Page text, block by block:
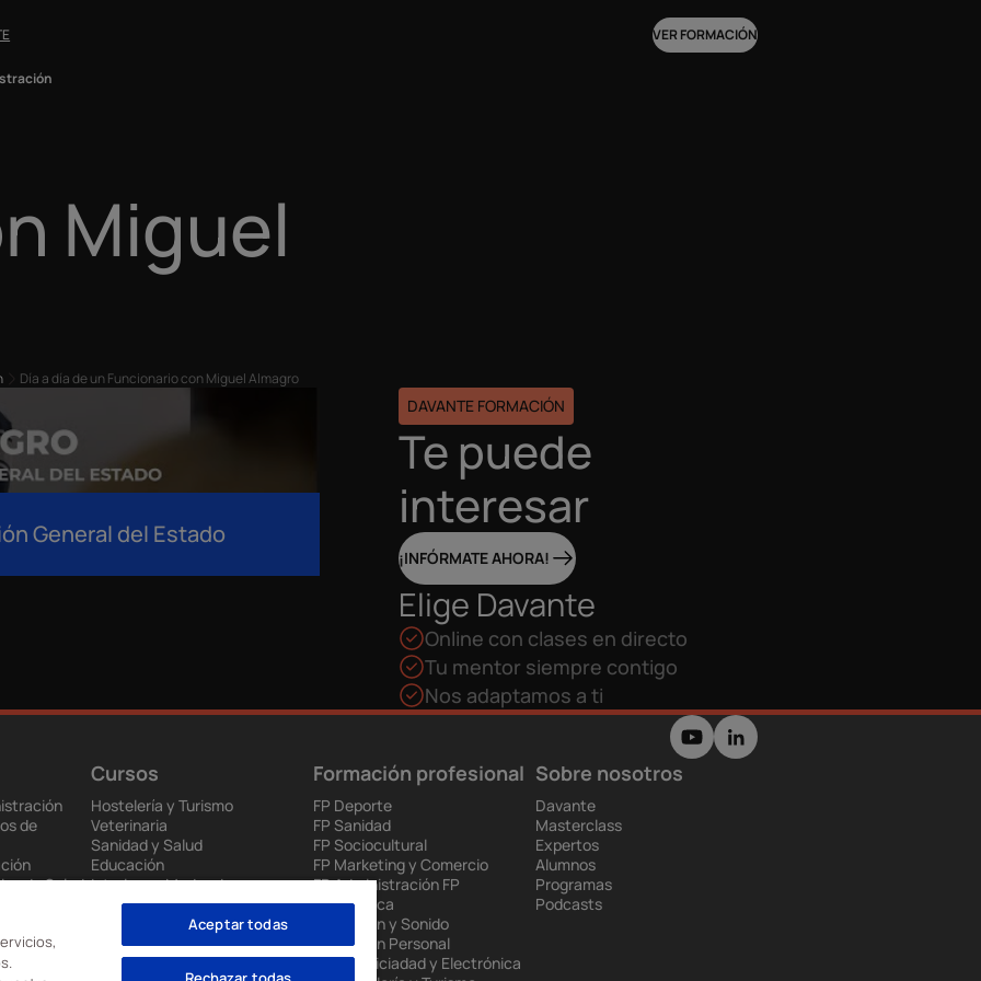
VER FORMACIÓN
Miguel
Día a día de un Funcionario con Miguel Almagro
General del Estado
DAVANTE FORMACIÓN
Te puede
interesar
¡INFÓRMATE AHORA!
Elige Davante
Online con clases en directo
Tu mentor siempre contigo
Nos adaptamos a ti
de
de Salud
Cursos
Hostelería y Turismo
Veterinaria
Sanidad y Salud
Educación
Interiores, Moda e Imagen
Audiovisuales
Ventas y Marketing
Videojuegos
Renovables
Formación profesional
FP Deporte
FP Sanidad
FP Sociocultural
FP Marketing y Comercio
FP Administración FP
Informática
FP Imagen y Sonido
FP Imagen Personal
FP Electriciadad y Electrónica
Sobre nosotros
Davante
Masterclass
Expertos
Alumnos
Programas
Podcasts
Aceptar todas